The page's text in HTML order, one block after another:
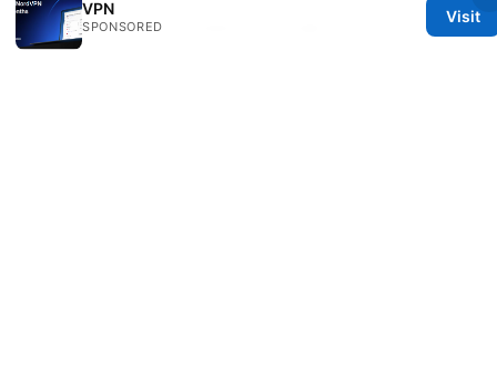
VPN
SPONSORED
Visit
© 2026 Oksunsafetycode. All rights reserved.